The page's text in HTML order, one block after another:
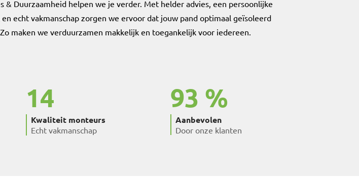
& Duurzaamheid helpen we je verder. Met helder advies, een persoonlijke
en echt vakmanschap zorgen we ervoor dat jouw pand optimaal geïsoleerd
maken we verduurzamen makkelijk en toegankelijk voor iedereen.
14
Kwaliteit monteurs
Echt vakmanschap
93
Aanbevolen
Door onze klanten